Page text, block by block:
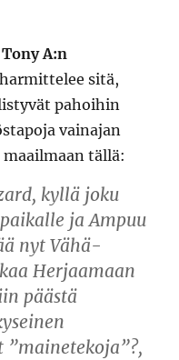
Tony A:n
sitä,
pahoihin
vainajan
tällä:
kyllä joku
ja Ampuu
nyt Vähä-
Herjaamaan
päästä